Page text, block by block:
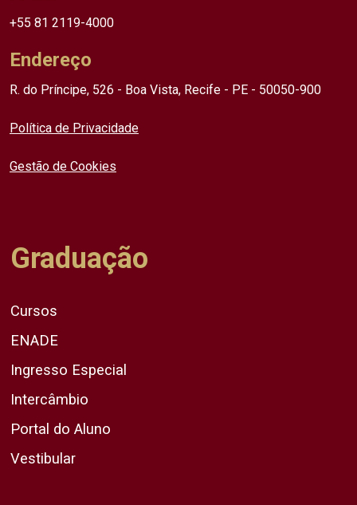
+55 81 2119-4000
Endereço
R. do Príncipe, 526 - Boa Vista, Recife - PE - 50050-900
Política de Privacidade
Gestão de Cookies
Graduação
Cursos
ENADE
Ingresso Especial
Intercâmbio
Portal do Aluno
Vestibular